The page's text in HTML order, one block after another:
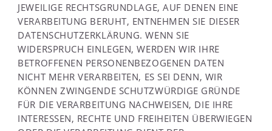
JEWEILIGE RECHTSGRUNDLAGE, AUF DENEN EINE
VERARBEITUNG BERUHT, ENTNEHMEN SIE DIESER
DATENSCHUTZERKLÄRUNG. WENN SIE
WIDERSPRUCH EINLEGEN, WERDEN WIR IHRE
BETROFFENEN PERSONENBEZOGENEN DATEN
NICHT MEHR VERARBEITEN, ES SEI DENN, WIR
KÖNNEN ZWINGENDE SCHUTZWÜRDIGE GRÜNDE
FÜR DIE VERARBEITUNG NACHWEISEN, DIE IHRE
INTERESSEN, RECHTE UND FREIHEITEN ÜBERWIEGEN